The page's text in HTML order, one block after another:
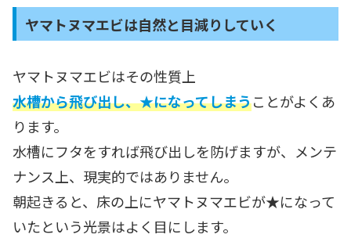
ヤマトヌマエビは自然と目減りしていく
ヤマトヌマエビはその性質上
水槽から飛び出し、★になってしまうことがよくあ
ります。
水槽にフタをすれば飛び出しを防げますが、メンテ
ナンス上、現実的ではありません。
朝起きると、床の上にヤマトヌマエビが★になって
いたという光景はよく目にします。